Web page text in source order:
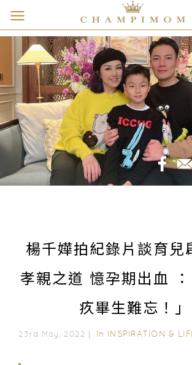
楊千嬅拍紀錄片談育兒
孝親之道 憶孕期出血
疚畢生難忘！」
23rd May, 2022｜ In INSPIRATION &